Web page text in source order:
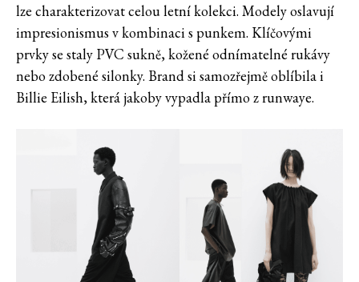
lze charakterizovat celou letní kolekci. Modely oslavují
impresionismus v kombinaci s punkem. Klíčovými
prvky se staly PVC sukně, kožené odnímatelné rukávy
nebo zdobené silonky. Brand si samozřejmě oblíbila i
Billie Eilish, která jakoby vypadla přímo z runwaye.